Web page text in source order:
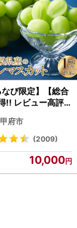
なび限定】【総合
!! レビュー高評価
産 シャインマス
2～3房（1.0kg以
SP
府市
(2009)
10,000